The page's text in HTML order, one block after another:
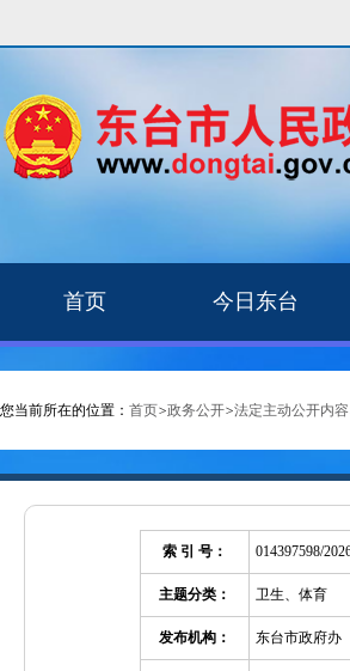
首页 今日东台
您当前所在的位置： 首页>政务公开>法定主动公开内容
索 引 号： 014397598/
主题分类： 卫生、体育
发布机构： 东台市政府办